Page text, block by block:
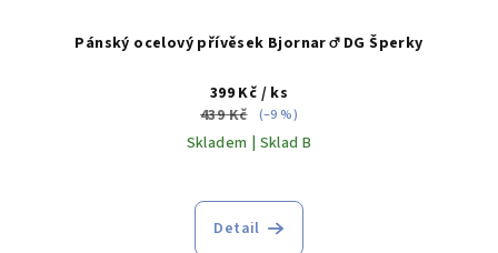
Pánský ocelový přívěsek Bjornar ♂️ DG Šperky
399 Kč / ks
439 Kč
(–9 %)
Skladem | Sklad B
Detail